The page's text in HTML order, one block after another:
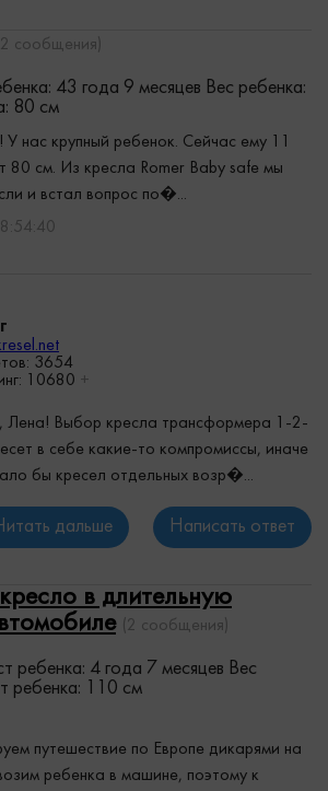
(2 сообщения)
43 года 9 месяцев Вес ребенка:
80 см
нас крупный ребенок. Сейчас ему 11
80 см. Из кресла Romer Baby safe мы
и встал вопрос по�...
3654
10680 +
Лена! Выбор кресла трансформера 1-2-
в себе какие-то компромиссы, иначе
бы кресел отдельных возр�...
дальше Написать ответ
в длительную
(2 сообщения)
ребенка: 4 года 7 месяцев Вес
ребенка: 110 см
путешествие по Европе дикарями на
ребенка в машине, поэтому к